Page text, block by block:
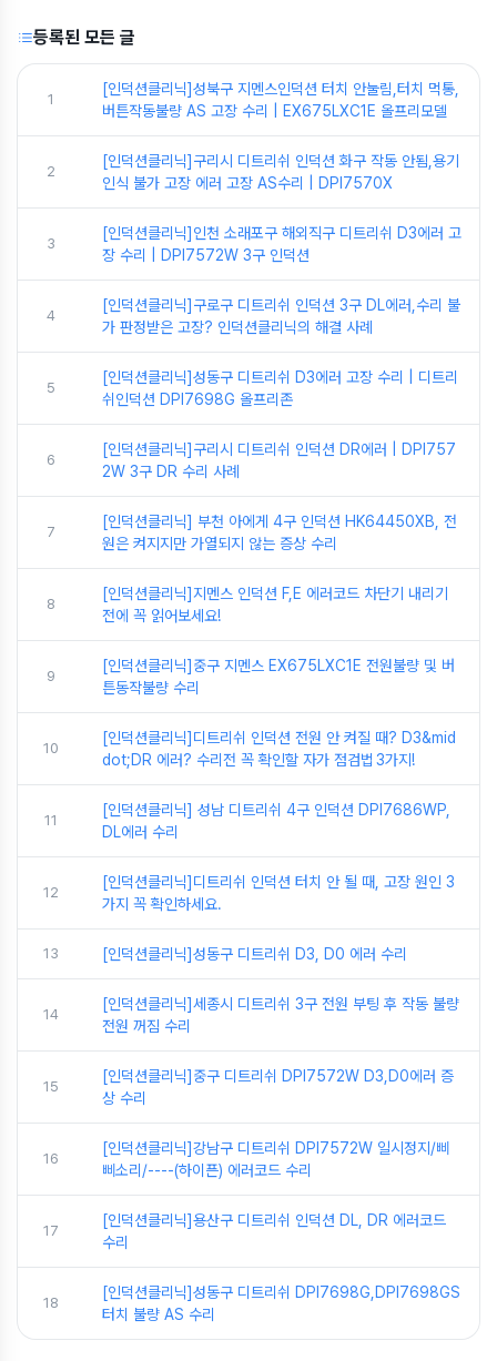
등록된 모든 글
1
[인덕션클리닉]성북구 지멘스인덕션 터치 안눌림,터치 먹통,
버튼작동불량 AS 고장 수리 | EX675LXC1E 올프리모델
2
[인덕션클리닉]구리시 디트리쉬 인덕션 화구 작동 안됨,용기
인식 불가 고장 에러 고장 AS수리 | DPI7570X
3
[인덕션클리닉]인천 소래포구 해외직구 디트리쉬 D3에러 고
장 수리 | DPI7572W 3구 인덕션
4
[인덕션클리닉]구로구 디트리쉬 인덕션 3구 DL에러,수리 불
가 판정받은 고장? 인덕션클리닉의 해결 사례
5
[인덕션클리닉]성동구 디트리쉬 D3에러 고장 수리 | 디트리
쉬인덕션 DPI7698G 올프리존
6
[인덕션클리닉]구리시 디트리쉬 인덕션 DR에러 | DPI757
2W 3구 DR 수리 사례
7
[인덕션클리닉] 부천 아에게 4구 인덕션 HK64450XB, 전
원은 켜지지만 가열되지 않는 증상 수리
8
[인덕션클리닉]지멘스 인덕션 F,E 에러코드 차단기 내리기
전에 꼭 읽어보세요!
9
[인덕션클리닉]중구 지멘스 EX675LXC1E 전원불량 및 버
튼동작불량 수리
10
[인덕션클리닉]디트리쉬 인덕션 전원 안 켜질 때? D3&mid
dot;DR 에러? 수리전 꼭 확인할 자가 점검법 3가지!
11
[인덕션클리닉] 성남 디트리쉬 4구 인덕션 DPI7686WP,
DL에러 수리
12
[인덕션클리닉]디트리쉬 인덕션 터치 안 될 때, 고장 원인 3
가지 꼭 확인하세요.
13 [인덕션클리닉]성동구 디트리쉬 D3, D0 에러 수리
14
[인덕션클리닉]세종시 디트리쉬 3구 전원 부팅 후 작동 불량
전원 꺼짐 수리
15
[인덕션클리닉]중구 디트리쉬 DPI7572W D3,D0에러 증
상 수리
16
[인덕션클리닉]강남구 디트리쉬 DPI7572W 일시정지/삐
삐소리/----(하이픈) 에러코드 수리
17
[인덕션클리닉]용산구 디트리쉬 인덕션 DL, DR 에러코드
수리
18
[인덕션클리닉]성동구 디트리쉬 DPI7698G,DPI7698GS
터치 불량 AS 수리